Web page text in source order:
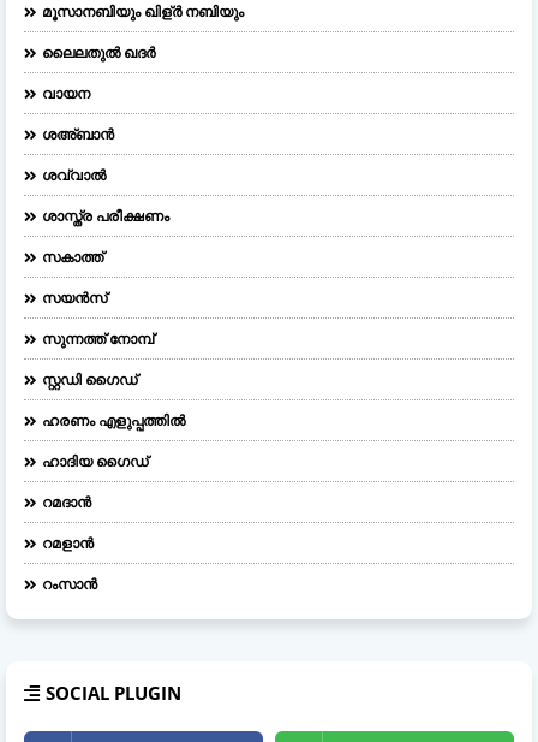
മൂസാനബിയും ഖിള്ർ നബിയും
ലൈലതുല്‍ ഖദര്‍
വായന
ശഅ്ബാൻ
ശവ്വാൽ
ശാസ്ത്ര പരീക്ഷണം
സകാത്ത്
സയൻസ്
സുന്നത്ത് നോമ്പ്
സ്റ്റഡി ഗൈഡ്
ഹരണം എളുപ്പത്തിൽ
ഹാദിയ ഗൈഡ്
റമദാൻ
റമളാൻ
റംസാൻ
SOCIAL PLUGIN